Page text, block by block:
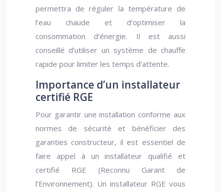
permettra de réguler la température de
l’eau chaude et d’optimiser la
consommation d’énergie. Il est aussi
conseillé d’utiliser un système de chauffe
rapide pour limiter les temps d’attente.
Importance d’un installateur
certifié RGE
Pour garantir une installation conforme aux
normes de sécurité et bénéficier des
garanties constructeur, il est essentiel de
faire appel à un installateur qualifié et
certifié RGE (Reconnu Garant de
l’Environnement). Un installateur RGE vous